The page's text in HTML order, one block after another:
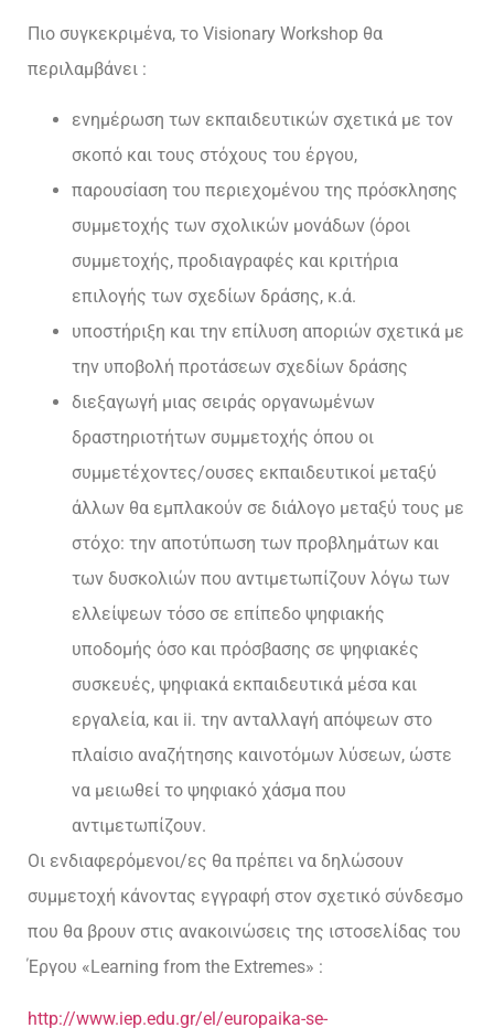
Πιο συγκεκριμένα, το Visionary Workshop θα
περιλαμβάνει :
ενημέρωση των εκπαιδευτικών σχετικά με τον
σκοπό και τους στόχους του έργου,
παρουσίαση του περιεχομένου της πρόσκλησης
συμμετοχής των σχολικών μονάδων (όροι
συμμετοχής, προδιαγραφές και κριτήρια
επιλογής των σχεδίων δράσης, κ.ά.
υποστήριξη και την επίλυση αποριών σχετικά με
την υποβολή προτάσεων σχεδίων δράσης
διεξαγωγή μιας σειράς οργανωμένων
δραστηριοτήτων συμμετοχής όπου οι
συμμετέχοντες/ουσες εκπαιδευτικοί μεταξύ
άλλων θα εμπλακούν σε διάλογο μεταξύ τους με
στόχο: την αποτύπωση των προβλημάτων και
των δυσκολιών που αντιμετωπίζουν λόγω των
ελλείψεων τόσο σε επίπεδο ψηφιακής
υποδομής όσο και πρόσβασης σε ψηφιακές
συσκευές, ψηφιακά εκπαιδευτικά μέσα και
εργαλεία, και ii. την ανταλλαγή απόψεων στο
πλαίσιο αναζήτησης καινοτόμων λύσεων, ώστε
να μειωθεί το ψηφιακό χάσμα που
αντιμετωπίζουν.
Οι ενδιαφερόμενοι/ες θα πρέπει να δηλώσουν
συμμετοχή κάνοντας εγγραφή στον σχετικό σύνδεσμο
που θα βρουν στις ανακοινώσεις της ιστοσελίδας του
Έργου «Learning from the Extremes» :
http://www.iep.edu.gr/el/europaika-se-